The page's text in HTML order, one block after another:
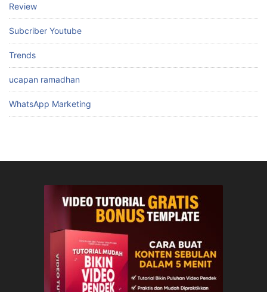
Review
Subcriber Youtube
Trends
ucapan ramadhan
WhatsApp Marketing